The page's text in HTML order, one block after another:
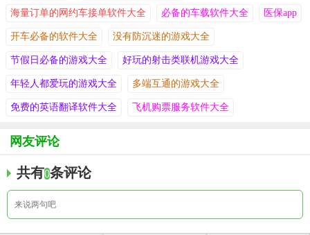
海量订单的网约车接单软件大全 必备的车载软件大全 医保app
开车必备的软件大全 没有防沉迷的游戏大全
节假日必备的游戏大全 好玩的射击类联机游戏大全
年轻人都爱玩的游戏大全 多端互通的游戏大全
免费的英语翻译软件大全 飞机购票服务软件大全
网友评论
共有0条评论